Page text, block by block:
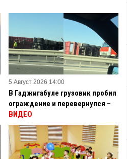
5 Август 2026 14:00
В Гаджигабуле грузовик пробил
ограждение и перевернулся –
ВИДЕО